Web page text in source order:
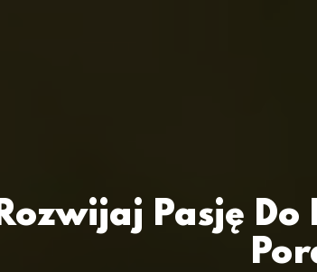
Rozwijaj Pasję Do